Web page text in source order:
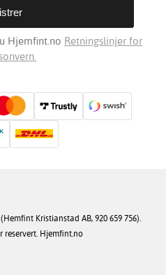
Hjemfint.no Retningslinjer for
Kristianstad AB, 920 659 756).
reservert. Hjemfint.no